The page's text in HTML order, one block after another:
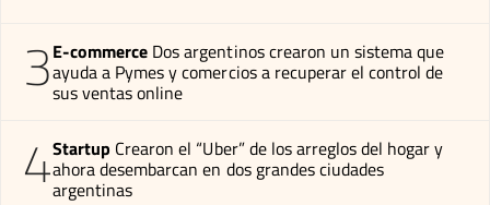
3E-commerce Dos argentinos crearon un sistema que
ayuda a Pymes y comercios a recuperar el control de
sus ventas online
4Startup Crearon el “Uber” de los arreglos del hogar y
ahora desembarcan en dos grandes ciudades
argentinas